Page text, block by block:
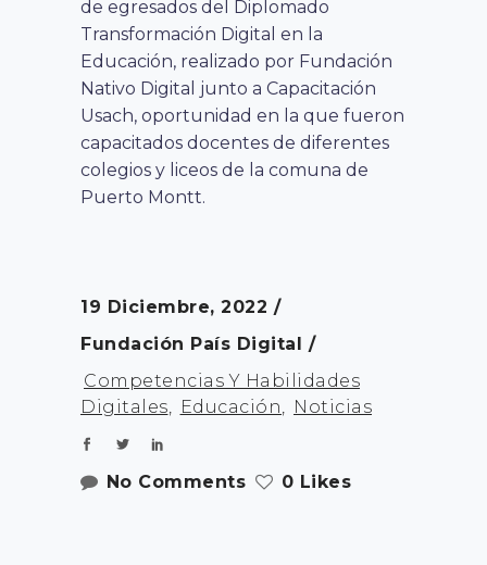
de egresados del Diplomado
Transformación Digital en la
Educación, realizado por Fundación
Nativo Digital junto a Capacitación
Usach, oportunidad en la que fueron
capacitados docentes de diferentes
colegios y liceos de la comuna de
Puerto Montt.
19 Diciembre, 2022
Fundación País Digital
Competencias Y Habilidades
Digitales
Educación Noticias
No Comments 0 Likes